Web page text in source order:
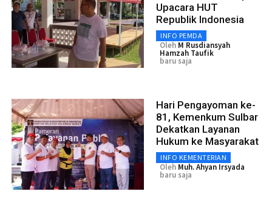
Upacara HUT
Republik Indonesia
INFO PEMDA
Oleh M Rusdiansyah
Hamzah Taufik
baru saja
Hari Pengayoman ke-
81, Kemenkum Sulbar
Dekatkan Layanan
Hukum ke Masyarakat
INFO KEMENTERIAN
Oleh Muh. Ahyan Irsyada
baru saja